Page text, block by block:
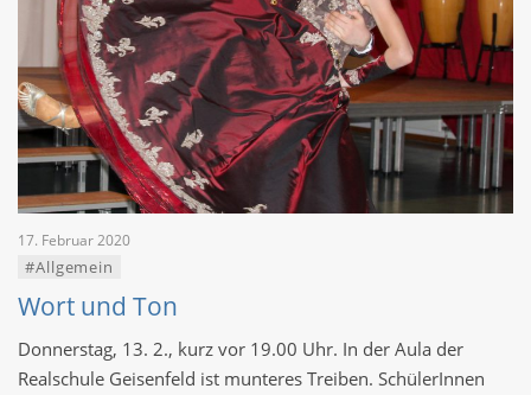
17. Februar 2020
#Allgemein
Wort und Ton
Donnerstag, 13. 2., kurz vor 19.00 Uhr. In der Aula der
Realschule Geisenfeld ist munteres Treiben. SchülerInnen